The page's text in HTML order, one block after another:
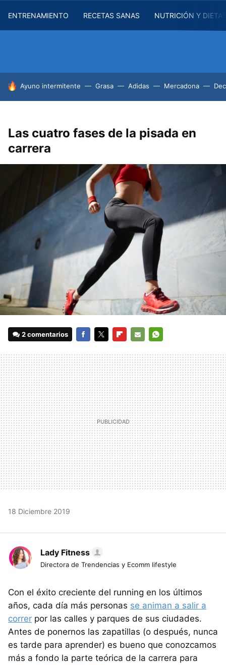
ENTRENAMIENTO RECETAS SANAS NUTRICIÓN Y
HOY SE HABLA DE
Ayuno intermitente Grasa Adidas Mercadona
Las cuatro fases de la pisada en
carrera
2 comentarios
MAIL
18 Diciembre 2019
Lady Fitness
Directora de Trendencias y Ecomm lifestyle
Con el éxito creciente del running en los últimos
años, cada día más personas se animan a salir a
correr por las calles y parques de sus ciudades.
Antes de ponernos las zapatillas (o después, nunca
es tarde para aprender) es bueno que conozcamos
más a fondo la parte teórica de la carrera para